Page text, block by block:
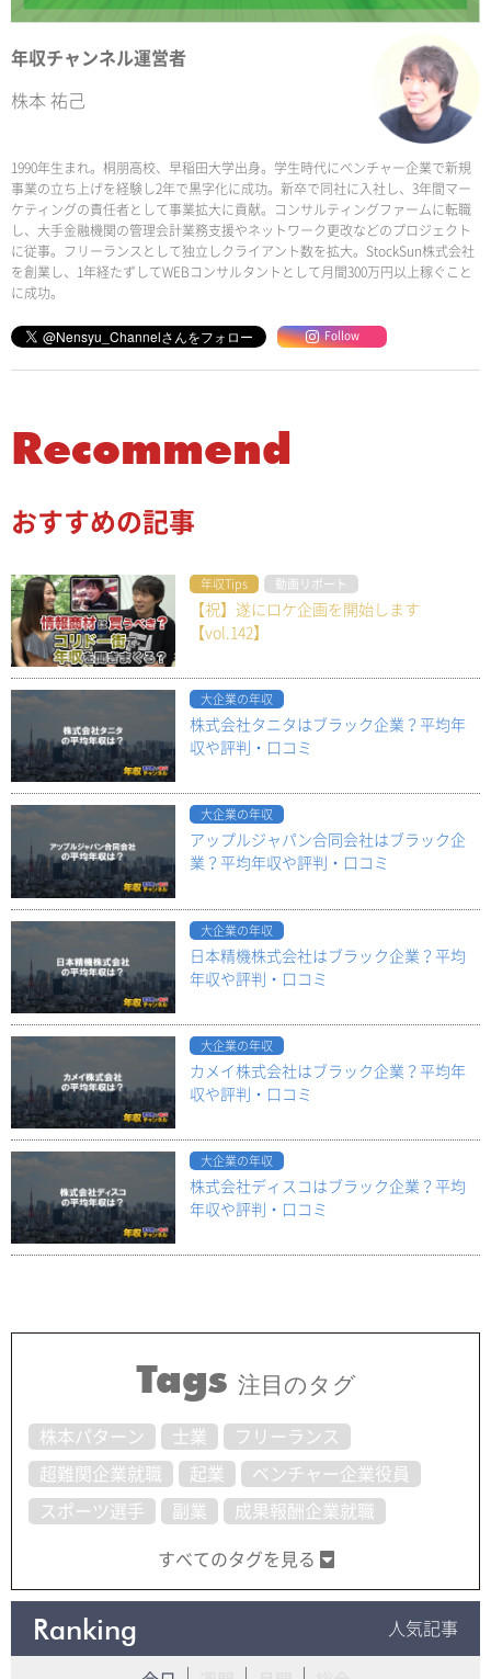
年収チャンネル運営者
株本 祐己
1990年生まれ。桐朋高校、早稲田大学出身。学生時代にベンチャー企業で新規
事業の立ち上げを経験し2年で黒字化に成功。新卒で同社に入社し、3年間マー
ケティングの責任者として事業拡大に貢献。コンサルティングファームに転職
し、大手金融機関の管理会計業務支援やネットワーク更改などのプロジェクト
に従事。フリーランスとして独立しクライアント数を拡大。StockSun株式会社
を創業し、1年経たずしてWEBコンサルタントとして月間300万円以上稼ぐこと
に成功。
Follow
Recommend
おすすめの記事
年収Tips 動画リポート
【祝】遂にロケ企画を開始します
【vol.142】
大企業の年収
株式会社タニタはブラック企業？平均年
収や評判・口コミ
大企業の年収
アップルジャパン合同会社はブラック企
業？平均年収や評判・口コミ
大企業の年収
日本精機株式会社はブラック企業？平均
年収や評判・口コミ
大企業の年収
カメイ株式会社はブラック企業？平均年
収や評判・口コミ
大企業の年収
株式会社ディスコはブラック企業？平均
年収や評判・口コミ
Tags 注目のタグ
株本パターン 士業 フリーランス
超難関企業就職 起業 ベンチャー企業役員
スポーツ選手 副業 成果報酬企業就職
すべてのタグを見る
Ranking 人気記事